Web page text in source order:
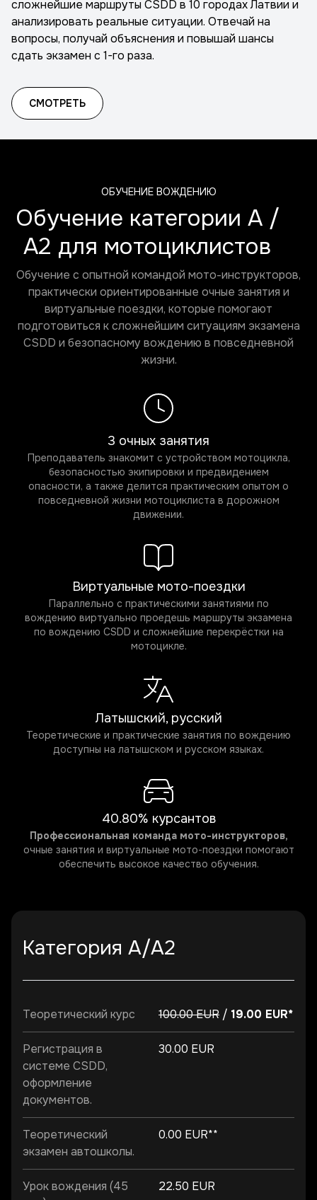
сложнейшие маршруты CSDD в 10 городах Латвии и
анализировать реальные ситуации. Отвечай на
вопросы, получай объяснения и повышай шансы
сдать экзамен с 1-го раза.
СМОТРЕТЬ
ОБУЧЕНИЕ ВОЖДЕНИЮ
Обучение категории A /
A2 для мотоциклистов
Обучение с опытной командой мото-инструкторов,
практически ориентированные очные занятия и
виртуальные поездки, которые помогают
подготовиться к сложнейшим ситуациям экзамена
CSDD и безопасному вождению в повседневной
жизни.
3 очных занятия
Преподаватель знакомит с устройством мотоцикла,
безопасностью экипировки и предвидением
опасности, а также делится практическим опытом о
повседневной жизни мотоциклиста в дорожном
движении.
Виртуальные мото-поездки
Параллельно с практическими занятиями по
вождению виртуально проедешь маршруты экзамена
по вождению CSDD и сложнейшие перекрёстки на
мотоцикле.
Латышский, русский
Теоретические и практические занятия по вождению
доступны на латышском и русском языках.
40.80% курсантов
Профессиональная команда мото-инструкторов,
очные занятия и виртуальные мото-поездки помогают
обеспечить высокое качество обучения.
Категория A/A2
Теоретический курс 100.00 EUR / 19.00 EUR*
Регистрация в
системе CSDD,
оформление
документов.
30.00 EUR
Теоретический
экзамен автошколы.
0.00 EUR**
Урок вождения (45
22.50 EUR